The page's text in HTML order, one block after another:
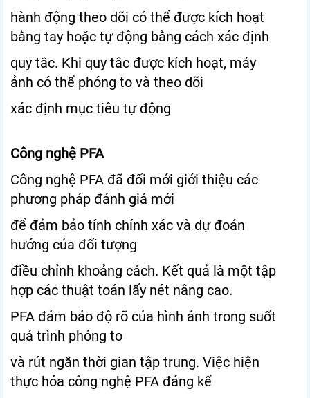
hành động theo dõi có thể được kích hoạt
bằng tay hoặc tự động bằng cách xác định
quy tắc. Khi quy tắc được kích hoạt, máy
ảnh có thể phóng to và theo dõi
xác định mục tiêu tự động
Công nghệ PFA
Công nghệ PFA đã đổi mới giới thiệu các
phương pháp đánh giá mới
để đảm bảo tính chính xác và dự đoán
hướng của đối tượng
điều chỉnh khoảng cách. Kết quả là một tập
hợp các thuật toán lấy nét nâng cao.
PFA đảm bảo độ rõ của hình ảnh trong suốt
quá trình phóng to
và rút ngắn thời gian tập trung. Việc hiện
thực hóa công nghệ PFA đáng kể